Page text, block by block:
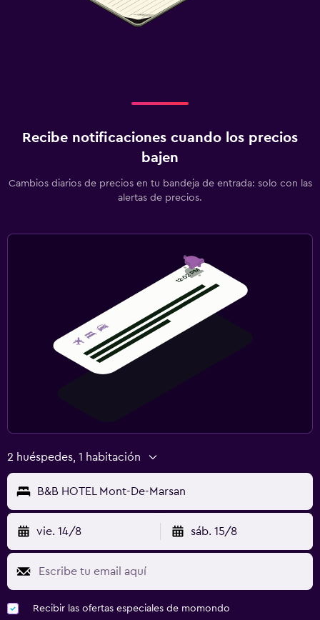
Recibe notificaciones cuando los precios
bajen
Cambios diarios de precios en tu bandeja de entrada: solo con las
alertas de precios.
2 huéspedes, 1 habitación
B&B HOTEL Mont-De-Marsan
vie. 14/8 sáb. 15/8
Recibir las ofertas especiales de momondo